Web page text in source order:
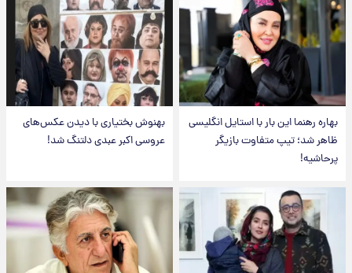
بهاره رهنما این بار با استایل انگلیسی
ظاهر شد؛ تیپ متفاوت بازیگر
پرحاشیه!
بهنوش بختیاری با دیدن عکس‌های
عروسی اکبر عبدی دلتنگ شد!